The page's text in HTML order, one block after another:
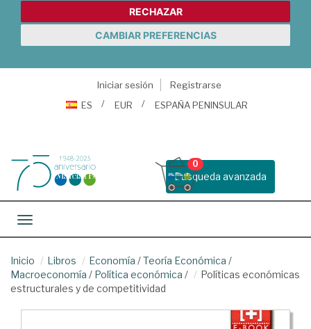
RECHAZAR
CAMBIAR PREFERENCIAS
Iniciar sesión
Registrarse
ES
EUR ESPAÑA PENINSULAR
Busqueda avanzada
0
Toggle navigation
Inicio Libros Economía /Teoría Económica /
Macroeconomía / Política económica /
Políticas económicas
estructurales y de competitividad